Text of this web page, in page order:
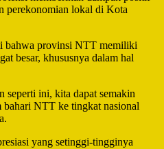
perekonomian lokal di Kota
bahwa provinsi NTT memiliki
besar, khususnya dalam hal
seperti ini, kita dapat semakin
bahari NTT ke tingkat nasional
yang setinggi-tingginya